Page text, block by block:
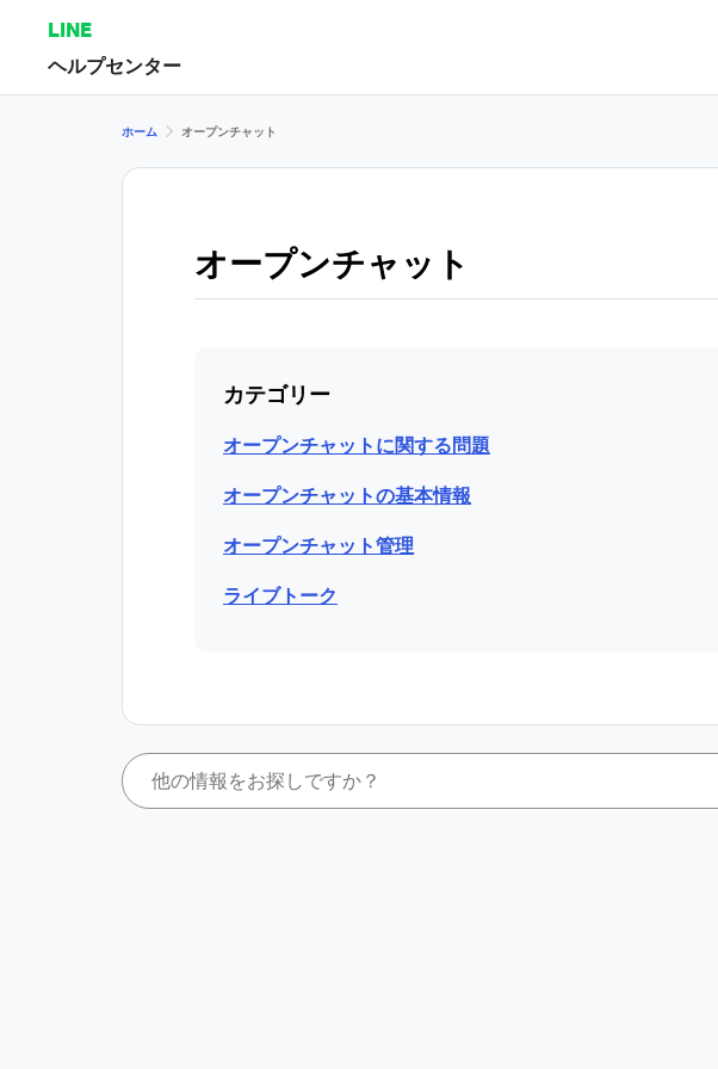
LINE
ヘルプセンター
ホーム オープンチャット
オープンチャット
カテゴリー
オープンチャットに関する問題
オープンチャットの基本情報
オープンチャット管理
ライブトーク